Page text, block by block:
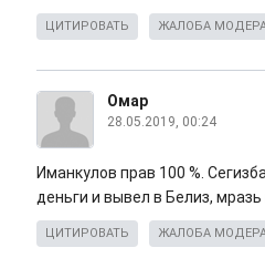
ЦИТИРОВАТЬ ЖАЛОБА
Омар
28.05.2019, 00:24
Иманкулов прав 100 %.
деньги и вывел в Белиз, мразь
ЦИТИРОВАТЬ ЖАЛОБА